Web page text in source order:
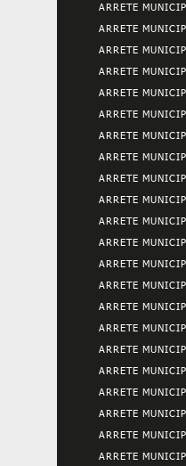
ARRETE
ARRETE
ARRETE
ARRETE
ARRETE
ARRETE
ARRETE
ARRETE
ARRETE
ARRETE
ARRETE
ARRETE
ARRETE
ARRETE
ARRETE
ARRETE
ARRETE
ARRETE
ARRETE
ARRETE
ARRETE
ARRETE